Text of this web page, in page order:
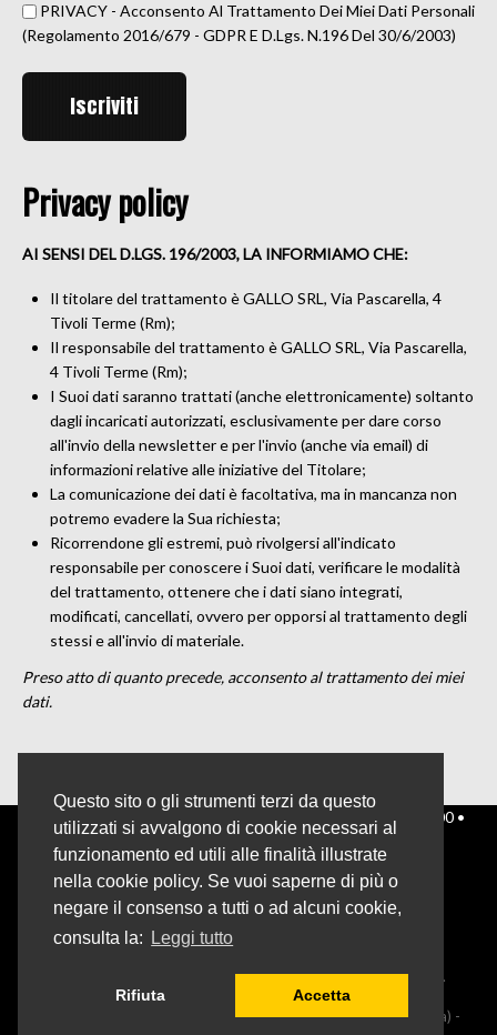
Questo sito o gli strumenti terzi da questo
utilizzati si avvalgono di cookie necessari al
funzionamento ed utili alle finalità illustrate
nella cookie policy. Se vuoi saperne di più o
negare il consenso a tutti o ad alcuni cookie,
consulta la:
Leggi tutto
Rifiuta Accetta
PRIVACY - Acconsento Al Trattamento Dei Miei Dati Personali
(Regolamento 2016/679 - GDPR E D.lgs. N.196 Del 30/6/2003)
Privacy policy
AI SENSI DEL D.LGS. 196/2003, LA INFORMIAMO CHE:
Il titolare del trattamento è GALLO SRL, Via Pascarella, 4
Tivoli Terme (Rm);
Il responsabile del trattamento è GALLO SRL, Via Pascarella,
4 Tivoli Terme (Rm);
I Suoi dati saranno trattati (anche elettronicamente) soltanto
dagli incaricati autorizzati, esclusivamente per dare corso
all'invio della newsletter e per l'invio (anche via email) di
informazioni relative alle iniziative del Titolare;
La comunicazione dei dati è facoltativa, ma in mancanza non
potremo evadere la Sua richiesta;
Ricorrendone gli estremi, può rivolgersi all'indicato
responsabile per conoscere i Suoi dati, verificare le modalità
del trattamento, ottenere che i dati siano integrati,
modificati, cancellati, ovvero per opporsi al trattamento degli
stessi e all'invio di materiale.
Preso atto di quanto precede, acconsento al trattamento dei miei
dati.
ORARI PRIMAVERA/ESTATE
Martedì/Sabato 17:30 - 00:00 •
Domenica 17:30 - 23:00 • LUNEDÌ CHIUSO
Brewpub Turbacci Via della Mezzaluna, 50 Mentana (Rm) Tel.
06.9094701 Mail: info@birraturbacci.it
GIO 19 S.R.L.S. Via T. Edison, 26 - 00015 Monterotondo (Roma) -